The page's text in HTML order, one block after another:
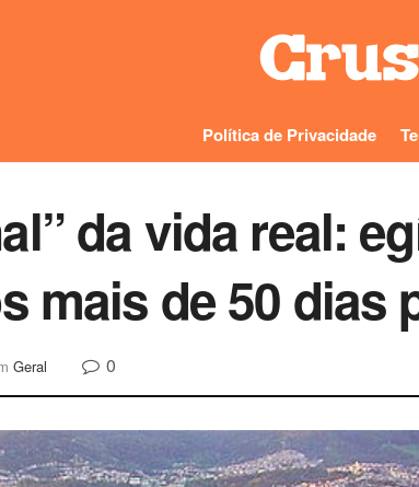
Política de Privacidade
da vida real:
mais de 50 dias
Geral 0